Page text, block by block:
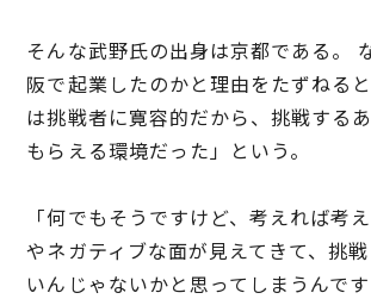
そんな武野氏の出身は京都である。
阪で起業したのかと理由をたずねる
は挑戦者に寛容的だから、挑戦する
もらえる環境だった」という。
「何でもそうですけど、考えれば考
やネガティブな面が見えてきて、挑
いんじゃないかと思ってしまうんで